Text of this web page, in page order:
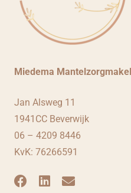
Miedema
Jan Alsweg 11
1941CC Beverwijk
06 – 4209 8446
KvK: 76266591